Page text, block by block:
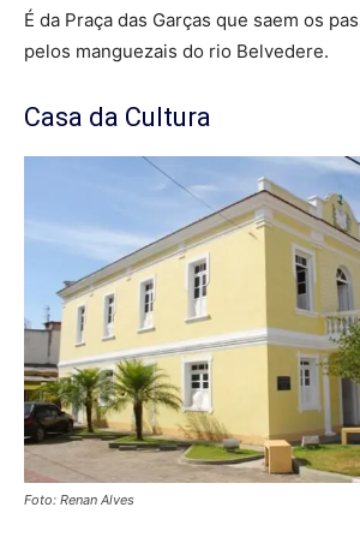
É da Praça das Garças que saem os
pelos manguezais do rio Belvedere.
Casa da Cultura
Foto: Renan Alves